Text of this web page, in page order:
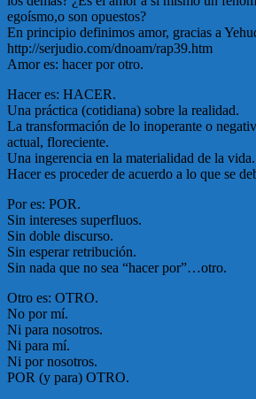
egoísmo,o son opuestos?
En principio definimos amor, gracias a
http://serjudio.com/dnoam/rap39.htm
Amor es: hacer por otro.
Hacer es: HACER.
Una práctica (cotidiana) sobre la realidad.
La transformación de lo inoperante o
actual, floreciente.
Una ingerencia en la materialidad de la vida.
Hacer es proceder de acuerdo a lo que se
Por es: POR.
Sin intereses superfluos.
Sin doble discurso.
Sin esperar retribución.
Sin nada que no sea “hacer por”…otro.
Otro es: OTRO.
No por mí.
Ni para nosotros.
Ni para mí.
Ni por nosotros.
POR (y para) OTRO.